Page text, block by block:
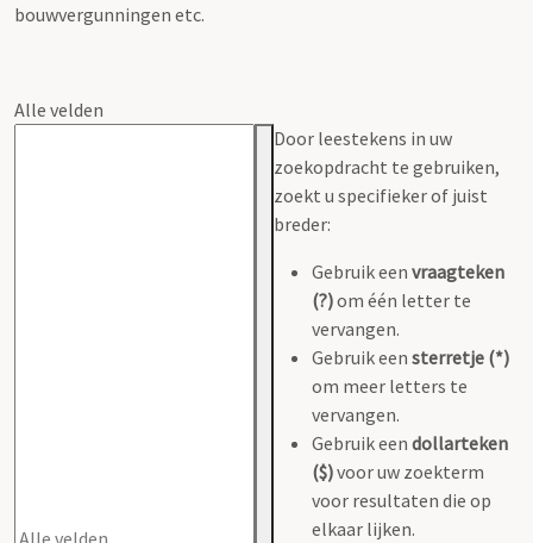
bouwvergunningen etc.
Alle velden
Door leestekens in uw
zoekopdracht te gebruiken,
zoekt u specifieker of juist
breder:
Gebruik een vraagteken
(?)om één letter te
vervangen.
Gebruik een sterretje (*)
om meer letters te
vervangen.
Gebruik een dollarteken
($)voor uw zoekterm
voor resultaten die op
elkaar lijken.